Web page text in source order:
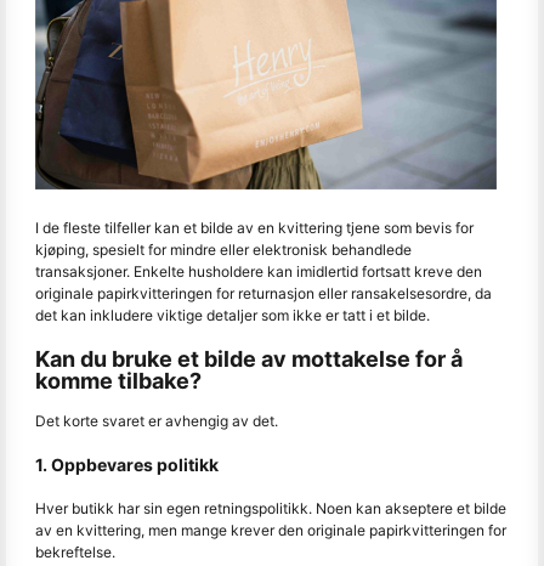
I de fleste tilfeller kan et bilde av en kvittering tjene som bevis for
kjøping, spesielt for mindre eller elektronisk behandlede
transaksjoner. Enkelte husholdere kan imidlertid fortsatt kreve den
originale papirkvitteringen for returnasjon eller ransakelsesordre, da
det kan inkludere viktige detaljer som ikke er tatt i et bilde.
Kan du bruke et bilde av mottakelse for å
komme tilbake?
Det korte svaret er avhengig av det.
1. Oppbevares politikk
Hver butikk har sin egen retningspolitikk. Noen kan akseptere et bilde
av en kvittering, men mange krever den originale papirkvitteringen for
bekreftelse.